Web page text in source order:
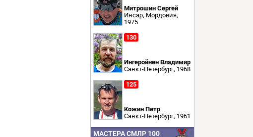
Митрошин Сергей
Инсар, Мордовия,
1975
130
Ингеройнен Владимир
Санкт-Петербург, 1968
125
Кожин Петр
Санкт-Петербург, 1961
МАСТЕРА СМЛР 100